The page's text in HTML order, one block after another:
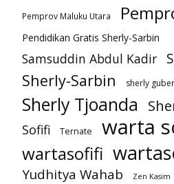
Pemprov Maluku Utara
Pendidikan Gratis Sherly-Sarbin
Samsuddin Abdul Kadir
Sherly-Sarbin sherly
Sherly Tjoanda
Sofifi Ternate warta
wartasofifi
Yudhitya Wahab Zen Kasim